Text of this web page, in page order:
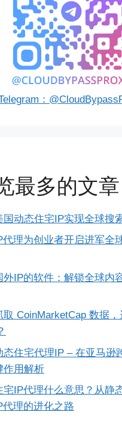
：
最多的文章
国动态住宅IP实现全球搜
代理为创业者开启进军全
外IP的软件：解锁全球内
取 CoinMarketCap 数据
态住宅代理IP – 在亚马逊
作用解析
宅IP代理什么意思？从静
代理的进化之路